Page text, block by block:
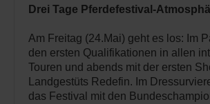
Drei Tage Pferdefestival-
Am Freitag (24.Mai) geht es los: Im
den ersten Qualifikationen in allen
Touren und abends mit der ersten
Landgestüts Redefin. Im
das Festival mit den